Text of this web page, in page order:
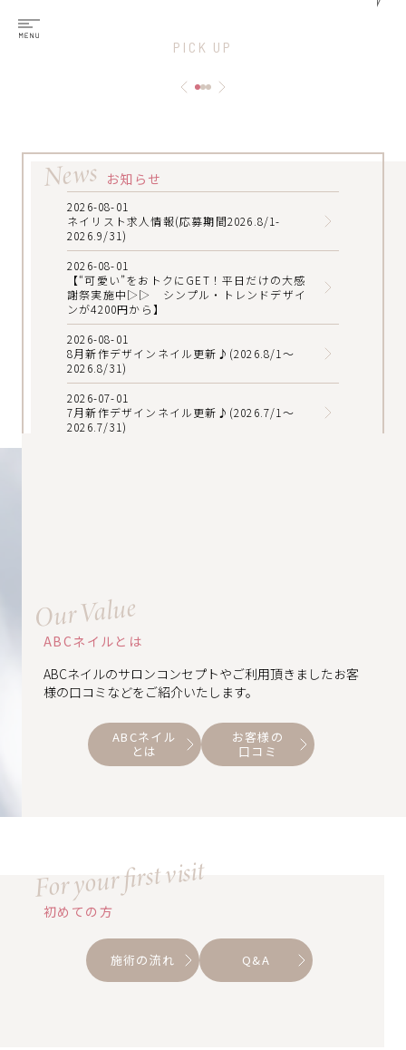
PICK UP
News お知らせ
2026-08-01
ネイリスト求人情報(応募期間2026.8/1-
2026.9/31)
2026-08-01
【“可愛い”をおトクにGET！平日だけの大感
謝祭実施中▷▷ シンプル・トレンドデザイ
ンが4200円から】
2026-08-01
8月新作デザインネイル更新♪(2026.8/1～
2026.8/31)
2026-07-01
7月新作デザインネイル更新♪(2026.7/1～
2026.7/31)
Our Value
ABCネイルとは
ABCネイルのサロンコンセプトやご利用頂きましたお客
様の口コミなどをご紹介いたします。
ABCネイル
とは
お客様の
口コミ
For your first visit
初めての方
施術の流れ Q&A